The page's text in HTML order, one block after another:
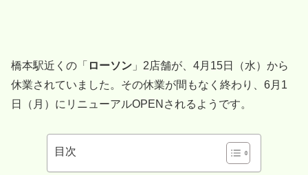
橋本駅近くの「 ローソン 」2店舗が、4月15日（水）から
休業されていました。その休業が間もなく終わり、6月1
日（月）にリニューアルOPENされるようです。
目次